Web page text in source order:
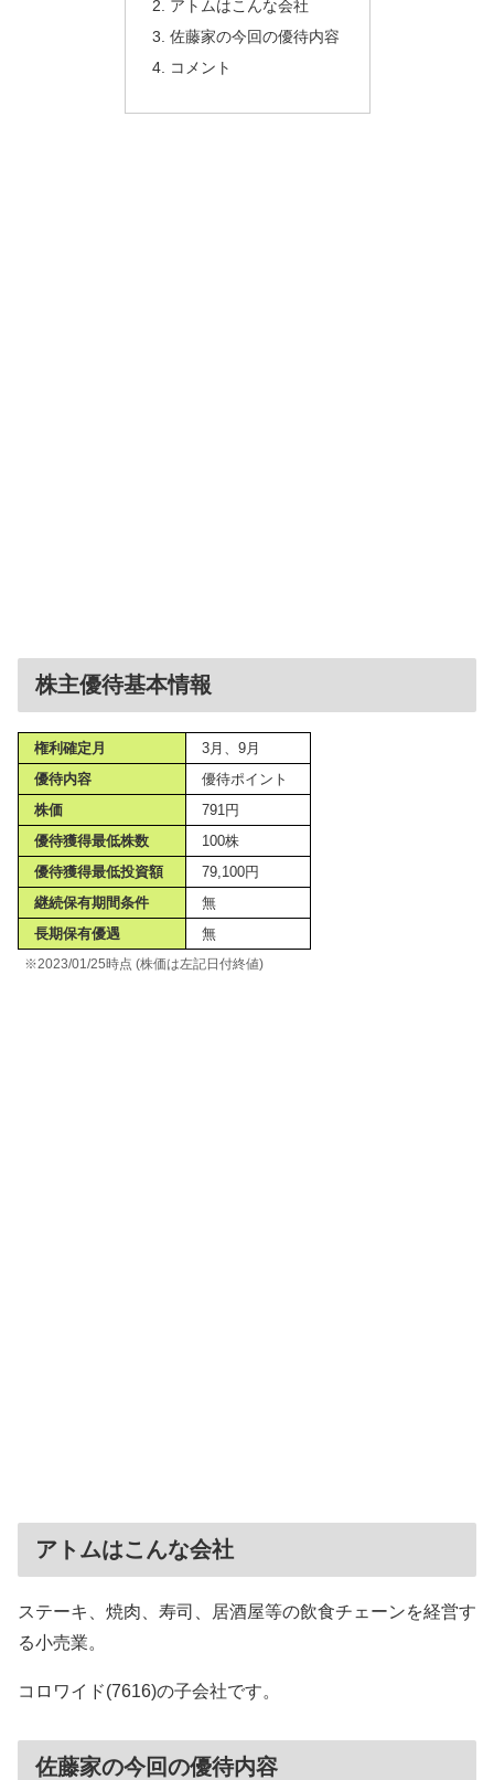
アトムはこんな会社
佐藤家の今回の優待内容
コメント
株主優待基本情報
権利確定月
3月、9月
優待内容
優待ポイント
株価
791円
優待獲得最低株数
100株
優待獲得最低投資額
79,100円
継続保有期間条件
無
長期保有優遇
無
※2023/01/25時点 (株価は左記日付終値)
アトムはこんな会社
ステーキ、焼肉、寿司、居酒屋等の飲食チェーンを経営す
る小売業。
コロワイド(7616)の子会社です。
佐藤家の今回の優待内容